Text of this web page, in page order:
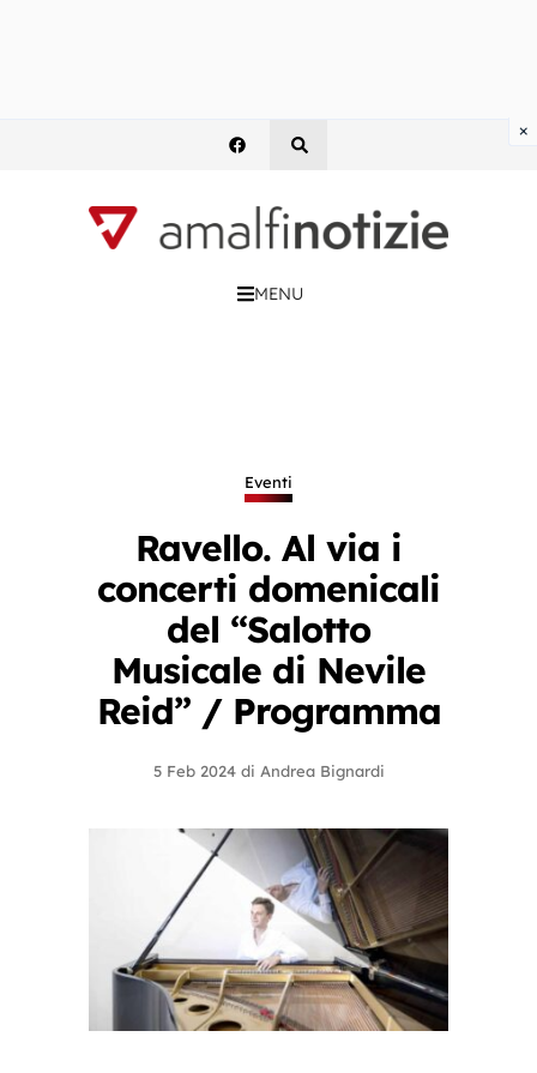
MENU
Eventi
Ravello. Al via i
concerti domenicali
del “Salotto
Musicale di Nevile
Reid” / Programma
5 Feb 2024 di Andrea Bignardi
×